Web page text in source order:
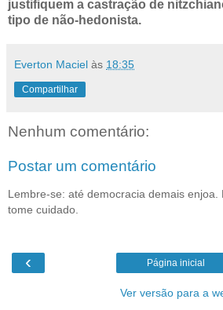
justifiquem a castração de
tipo de não-hedonista.
Everton Maciel às 18:35
Compartilhar
Nenhum comentário:
Postar um comentário
Lembre-se: até democracia demais enjoa.
tome cuidado.
‹ Página inicial
Ver versão para a